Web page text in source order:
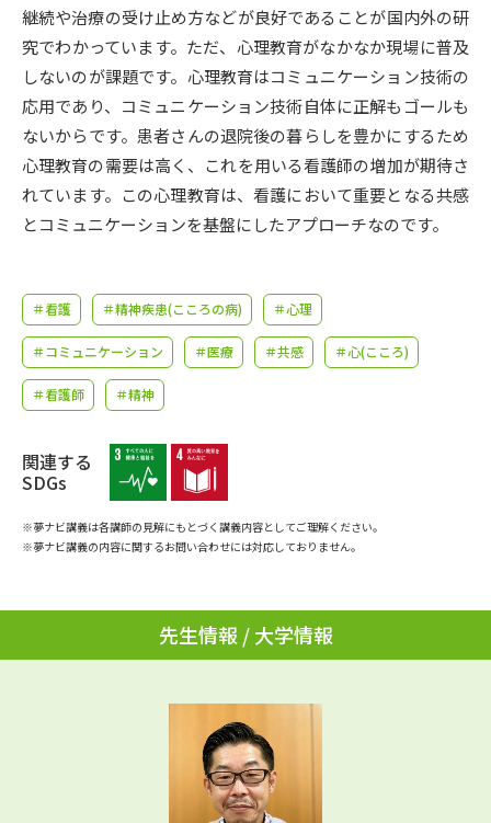
先輩が入学を決めた理由 テレメール全国一斉進学調査
新生活お役立ちガイド
学問発見 学問検索
学問のミニ講義「夢ナビ講義」 学問分野解説
学問の教科書
ユーザーサポート
Ｑ＆Ａ よくあるご質問 大学進学IDについて
個人情報取扱規定
訂正のご案内
継続や治療の受け止め方などが良好であることが国内外の研
究でわかっています。ただ、心理教育がなかなか現場に普及
しないのが課題です。心理教育はコミュニケーション技術の
応用であり、コミュニケーション技術自体に正解もゴールも
ないからです。患者さんの退院後の暮らしを豊かにするため
心理教育の需要は高く、これを用いる看護師の増加が期待さ
れています。この心理教育は、看護において重要となる共感
とコミュニケーションを基盤にしたアプローチなのです。
＃看護 ＃精神疾患(こころの病) ＃心理
＃コミュニケーション ＃医療 ＃共感 ＃心(こころ)
＃看護師 ＃精神
関連する
SDGs
※夢ナビ講義は各講師の見解にもとづく講義内容としてご理解ください。
※夢ナビ講義の内容に関するお問い合わせには対応しておりません。
先生情報 / 大学情報